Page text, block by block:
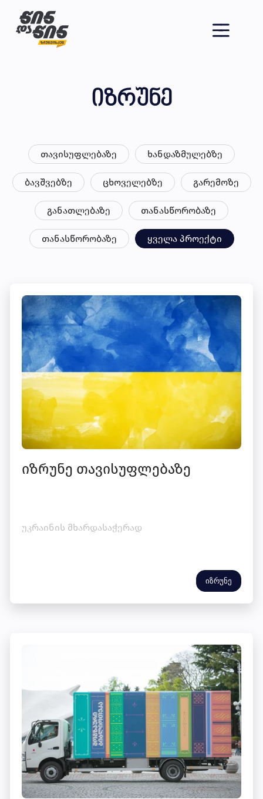
იზრუნე
თავისუფლებაზე ხანდაზმულებზე
ბავშვებზე ცხოველებზე გარემოზე
განათლებაზე თანასწორობაზე
თანასწორობაზე ყველა პროექტი
იზრუნე თავისუფლებაზე
უკრაინის მხარდასაჭერად
იზრუნე